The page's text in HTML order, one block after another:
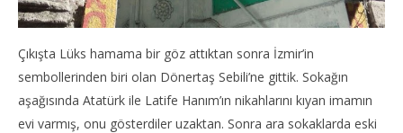
Çıkışta Lüks hamama bir göz attıktan sonra İzmir’in
sembollerinden biri olan Dönertaş Sebili’ne gittik. Sokağın
aşağısında Atatürk ile Latife Hanım’ın nikahlarını kıyan imamın
evi varmış, onu gösterdiler uzaktan. Sonra ara sokaklarda eski